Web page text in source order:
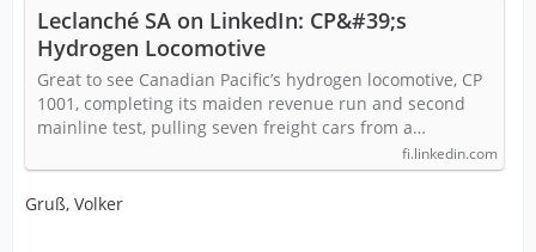
Leclanché SA on LinkedIn: CP&#39;s
Hydrogen Locomotive
Great to see Canadian Pacific’s hydrogen locomotive, CP
1001, completing its maiden revenue run and second
mainline test, pulling seven freight cars from a…
fi.linkedin.com
Gruß, Volker